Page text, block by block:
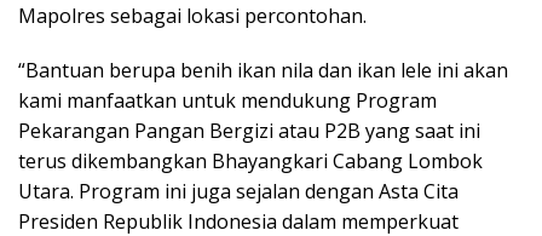
Mapolres sebagai lokasi percontohan.
“Bantuan berupa benih ikan nila dan ikan lele ini akan
kami manfaatkan untuk mendukung Program
Pekarangan Pangan Bergizi atau P2B yang saat ini
terus dikembangkan Bhayangkari Cabang Lombok
Utara. Program ini juga sejalan dengan Asta Cita
Presiden Republik Indonesia dalam memperkuat